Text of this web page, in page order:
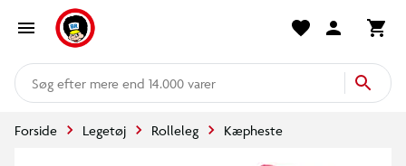
mere end 14.000 varer
Forside Legetøj Rolleleg Kæpheste